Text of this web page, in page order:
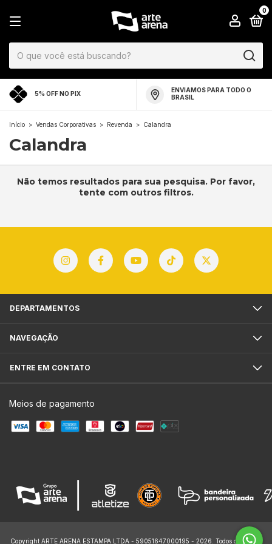
0
5% OFF NO PIX
ENVIAMOS PARA TODO O
BRASIL
Início > Vendas Corporativas > Revenda > Calandra
Calandra
Não temos resultados para sua pesquisa. Por favor,
tente com outros filtros.
DEPARTAMENTOS
NAVEGAÇÃO
ENTRE EM CONTATO
Meios de pagamento
Copyright ARTE ARENA ESTAMPA LTDA - 59051647000195 - 2026. Todos os direitos